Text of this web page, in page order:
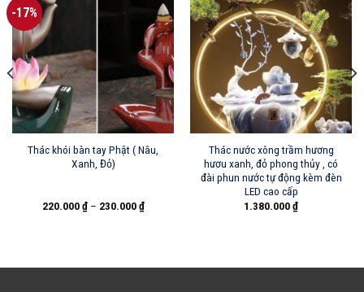
-17%
Thác khói bàn tay Phật ( Nâu,
Xanh, Đỏ)
220.000₫– 230.000₫
Thác nước xông trầm hương
hươu xanh, đỏ phong thủy , có
đài phun nước tự động kèm đèn
LED cao cấp
1.380.000₫